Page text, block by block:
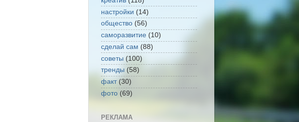
настройки (14)
общество (56)
саморазвитие (10)
сделай сам (88)
советы (100)
тренды (58)
факт (30)
фото (69)
РЕКЛАМА